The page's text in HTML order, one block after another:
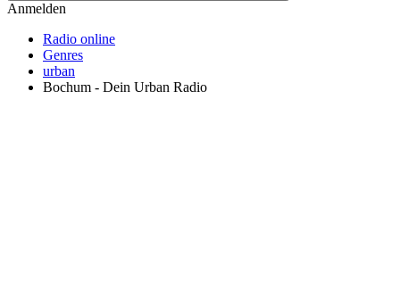
Anmelden
Radio online
Genres
urban
Bochum - Dein Urban Radio